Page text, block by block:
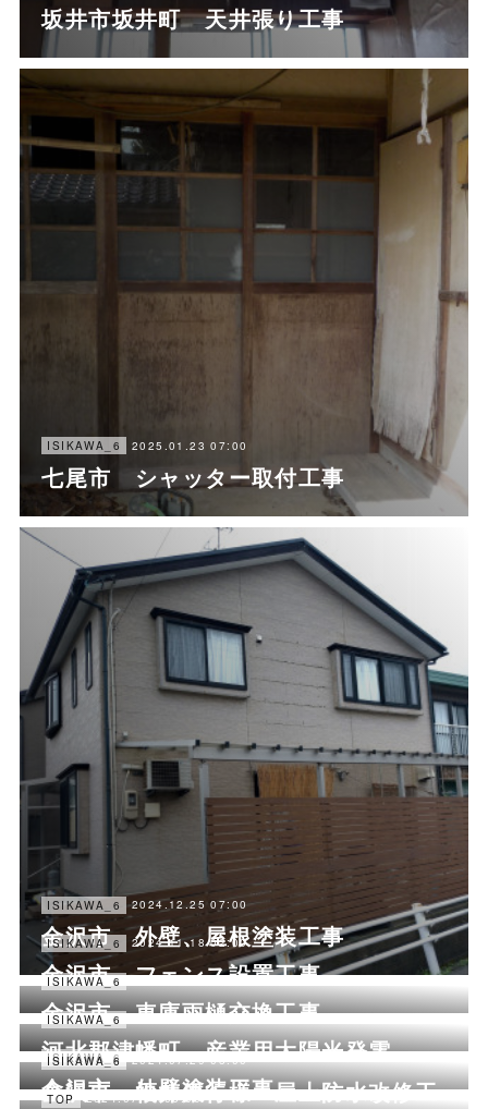
坂井市坂井町 天井張り工事
ISIKAWA_6 2025.01.23 07:00
七尾市 シャッター取付工事
ISIKAWA_6 2024.12.25 07:00
金沢市 外壁、屋根塗装工事
ISIKAWA_6 2024.11.18 02:00
金沢市 フェンス設置工事
ISIKAWA_6
金沢市 車庫雨樋交換工事
ISIKAWA_6
河北郡津幡町 産業用太陽光発電
ISIKAWA_6
金沢市 外壁塗装工事
ISIKAWA_6 2024.07.29 05:00
金沢市 福井銀行様 屋上防水改修工
TOP 2024.07.08 06:00